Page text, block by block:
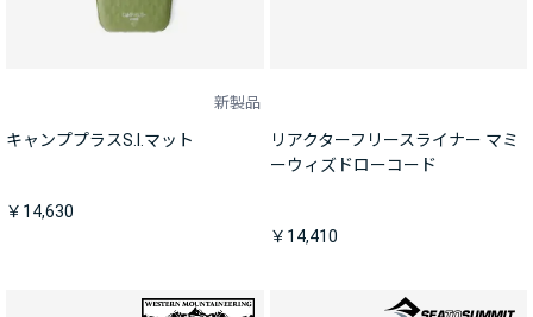
新製品
キャンププラスS.I.マット
￥14,630
リアクターフリースライナー マミ
ーウィズドローコード
￥14,410